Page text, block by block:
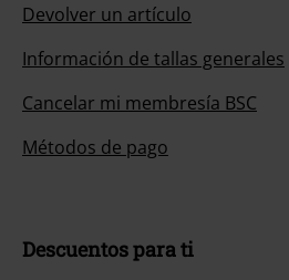
Devolver un artículo
Información de tallas generales
Cancelar mi membresía BSC
Métodos de pago
Descuentos para ti